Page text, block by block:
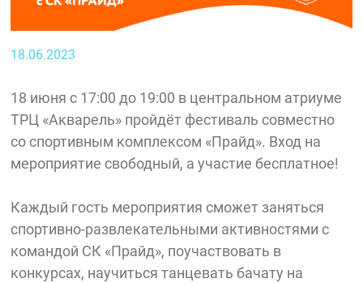
18.06.2023
18 июня с 17:00 до 19:00 в центральном атриуме
ТРЦ «Акварель» пройдёт фестиваль совместно
со спортивным комплексом «Прайд». Вход на
мероприятие свободный, а участие бесплатное!
Каждый гость мероприятия сможет заняться
спортивно-развлекательными активностями с
командой СК «Прайд», поучаствовать в
конкурсах, научиться танцевать бачату на